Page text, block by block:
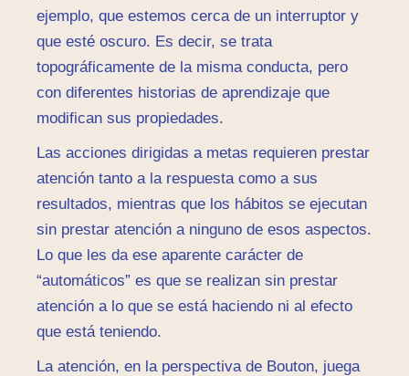
ejemplo, que estemos cerca de un interruptor y
que esté oscuro. Es decir, se trata
topográficamente de la misma conducta, pero
con diferentes historias de aprendizaje que
modifican sus propiedades.
Las acciones dirigidas a metas requieren prestar
atención tanto a la respuesta como a sus
resultados, mientras que los hábitos se ejecutan
sin prestar atención a ninguno de esos aspectos.
Lo que les da ese aparente carácter de
“automáticos” es que se realizan sin prestar
atención a lo que se está haciendo ni al efecto
que está teniendo.
La atención, en la perspectiva de Bouton, juega